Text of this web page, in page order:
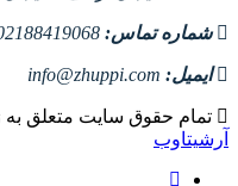
شماره تماس: 02188419068 / 02188456073
ایمیل: info@zhuppi.com
تمام حقوق سایت متعلق
آرشیتاوب